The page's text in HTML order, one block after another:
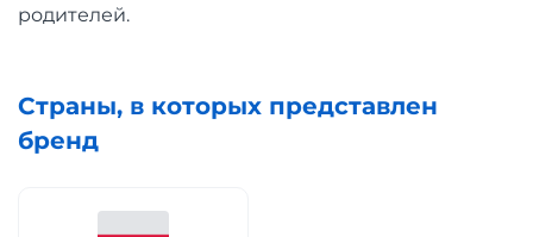
родителей.
Страны, в которых представлен
бренд